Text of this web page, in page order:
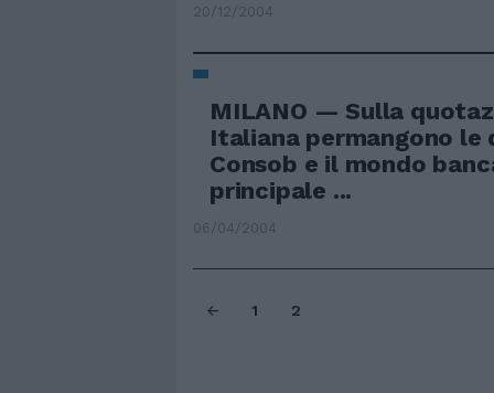
20/12/2004
MILANO — Sulla
Italiana permangono le
Consob e il mondo
principale ...
06/04/2004
1 2